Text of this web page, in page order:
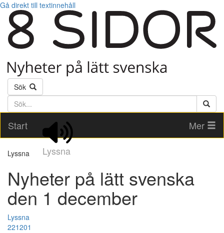
Gå direkt till textinnehåll
Sök
Söktext
Start
Lyssna
Mer
Lyssna
Nyheter på lätt svenska
den 1 december
Lyssna
221201